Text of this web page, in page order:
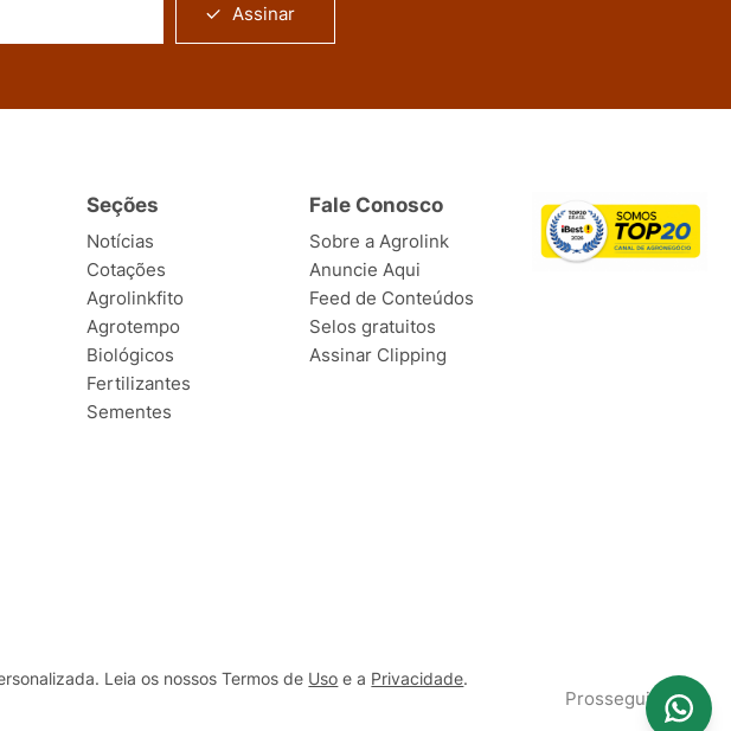
Assinar
Seções
Notícias
Cotações
Agrolinkfito
Agrotempo
Biológicos
Fertilizantes
Sementes
Fale Conosco
Sobre a Agrolink
Anuncie Aqui
Feed de Conteúdos
Selos gratuitos
Assinar Clipping
Leia os nossos Termos de Uso e a Privacidade.
Prosseguir